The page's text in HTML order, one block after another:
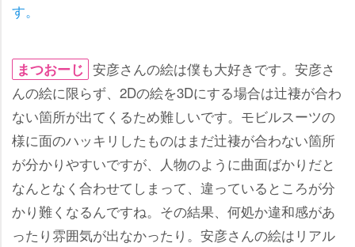
す。
まつおーじ 安彦さんの絵は僕も大好きです。安彦さ
んの絵に限らず、2Dの絵を3Dにする場合は辻褄が合わ
ない箇所が出てくるため難しいです。モビルスーツの
様に面のハッキリしたものはまだ辻褄が合わない箇所
が分かりやすいですが、人物のように曲面ばかりだと
なんとなく合わせてしまって、違っているところが分
かり難くなるんですね。その結果、何処か違和感があ
ったり雰囲気が出なかったり。安彦さんの絵はリアル